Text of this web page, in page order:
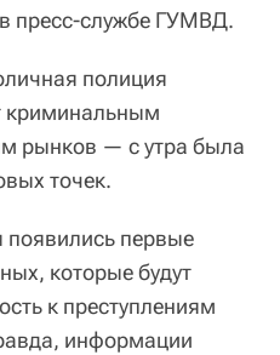
пресс-службе ГУМВД.
полиция
криминальным
рынков — с утра была
точек.
появились первые
которые будут
к преступлениям
информации